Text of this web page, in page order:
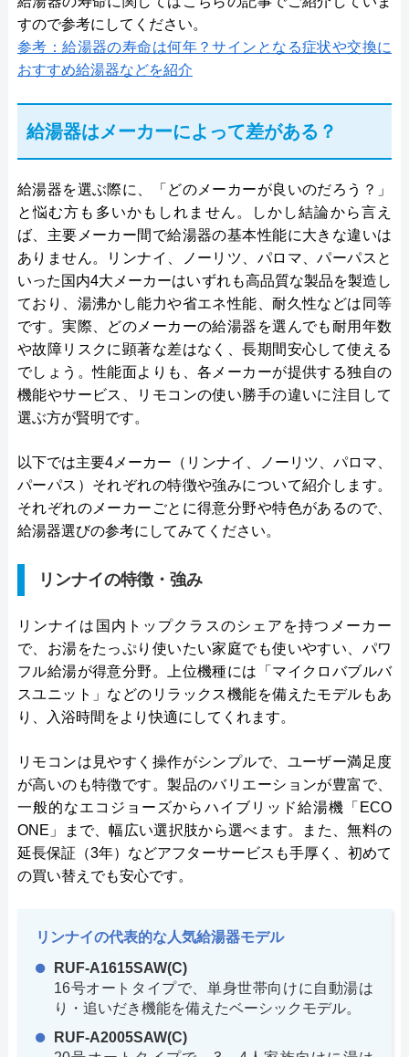
すので参考にしてください。
参考：給湯器の寿命は何年？サインとなる症状や交換に
おすすめ給湯器などを紹介
給湯器はメーカーによって差がある？
給湯器を選ぶ際に、「どのメーカーが良いのだろう？」
と悩む方も多いかもしれません。しかし結論から言え
ば、主要メーカー間で給湯器の基本性能に大きな違いは
ありません。リンナイ、ノーリツ、パロマ、パーパスと
いった国内4大メーカーはいずれも高品質な製品を製造し
ており、湯沸かし能力や省エネ性能、耐久性などは同等
です。実際、どのメーカーの給湯器を選んでも耐用年数
や故障リスクに顕著な差はなく、長期間安心して使える
でしょう。性能面よりも、各メーカーが提供する独自の
機能やサービス、リモコンの使い勝手の違いに注目して
選ぶ方が賢明です。
以下では主要4メーカー（リンナイ、ノーリツ、パロマ、
パーパス）それぞれの特徴や強みについて紹介します。
それぞれのメーカーごとに得意分野や特色があるので、
給湯器選びの参考にしてみてください。
リンナイの特徴・強み
リンナイは国内トップクラスのシェアを持つメーカー
で、お湯をたっぷり使いたい家庭でも使いやすい、パワ
フル給湯が得意分野。上位機種には「マイクロバブルバ
スユニット」などのリラックス機能を備えたモデルもあ
り、入浴時間をより快適にしてくれます。
リモコンは見やすく操作がシンプルで、ユーザー満足度
が高いのも特徴です。製品のバリエーションが豊富で、
一般的なエコジョーズからハイブリッド給湯機「ECO
ONE」まで、幅広い選択肢から選べます。また、無料の
延長保証（3年）などアフターサービスも手厚く、初めて
の買い替えでも安心です。
リンナイの代表的な人気給湯器モデル
RUF-A1615SAW(C)
16号オートタイプで、単身世帯向けに自動湯は
り・追いだき機能を備えたベーシックモデル。
RUF-A2005SAW(C)